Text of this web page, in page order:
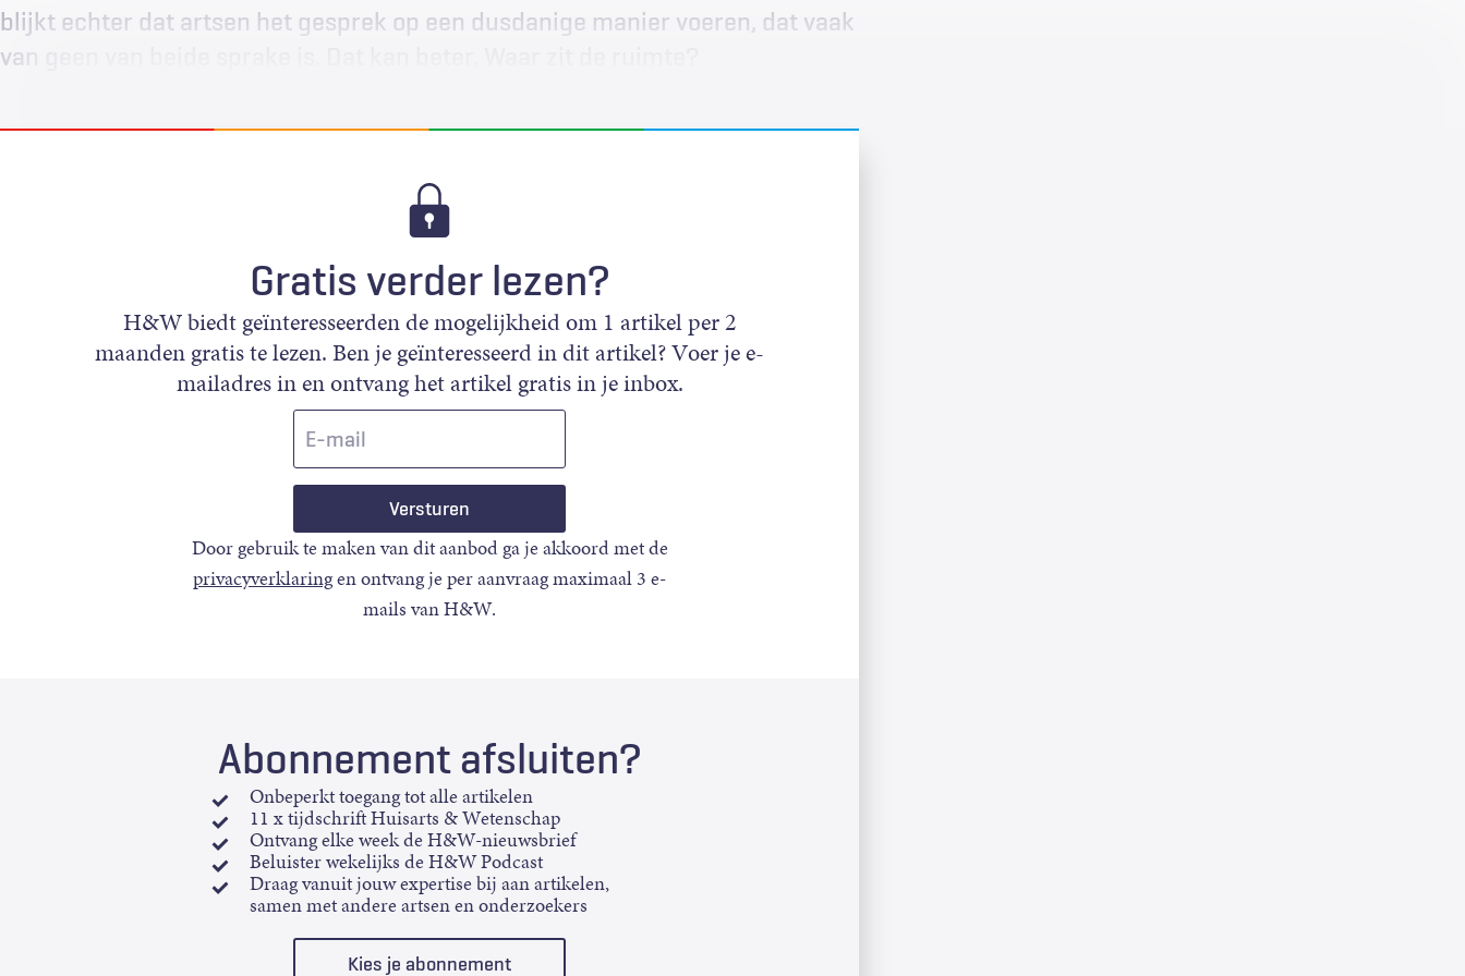
blijkt echter dat artsen het gesprek op een dusdanige manier voeren, dat vaak
van geen van beide sprake is. Dat kan beter. Waar zit de ruimte?
Gratis verder lezen?
H&W biedt geïnteresseerden de mogelijkheid om 1 artikel per 2
maanden gratis te lezen. Ben je geïnteresseerd in dit artikel? Voer je e-
mailadres in en ontvang het artikel gratis in je inbox.
Door gebruik te maken van dit aanbod ga je akkoord met de
privacyverklaringen ontvang je per aanvraag maximaal 3 e-
mails van H&W.
Abonnement afsluiten?
Onbeperkt toegang tot alle artikelen
11 x tijdschrift Huisarts & Wetenschap
Ontvang elke week de H&W-nieuwsbrief
Beluister wekelijks de H&W Podcast
Draag vanuit jouw expertise bij aan artikelen,
samen met andere artsen en onderzoekers
Kies je abonnement